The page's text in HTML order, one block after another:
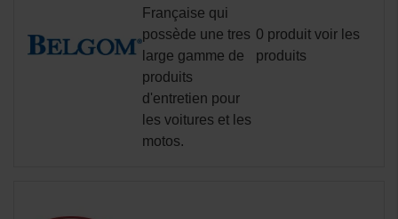
Française qui
possède une tres
large gamme de
produits
d'entretien pour
les voitures et les
motos.
0 produit voir les
produits